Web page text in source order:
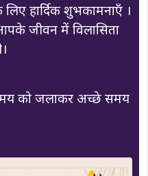
हार्दिक शुभकामनाएँ ।
जीवन में विलासिता
को जलाकर अच्छे समय